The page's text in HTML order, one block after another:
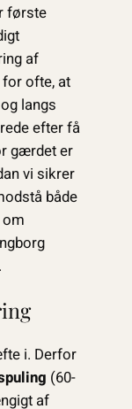
første
af
ofte, at
langs
efter få
gærdet er
vi sikrer
både
i. Derfor
(60-
af